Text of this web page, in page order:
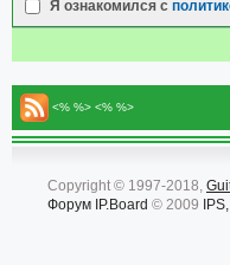
Я ознакомился с
<% %> <% %>
Copyright © 1997-2018,
Форум IP.Board © 2009